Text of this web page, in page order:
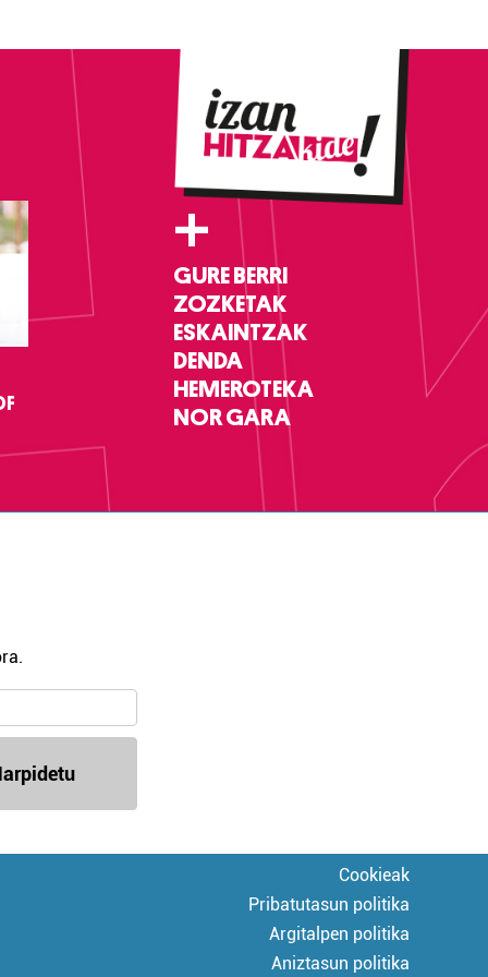
+
GURE BERRI
ZOZKETAK
ESKAINTZAK
DENDA
HEMEROTEKA
NOR GARA
Cookieak
Pribatutasun politika
Argitalpen politika
Aniztasun politika